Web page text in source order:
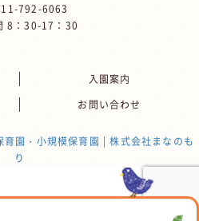
792-6063
8：30-17：30
入園案内
お問い合わせ
園・小規模保育園 | 株式会社まなのも
り